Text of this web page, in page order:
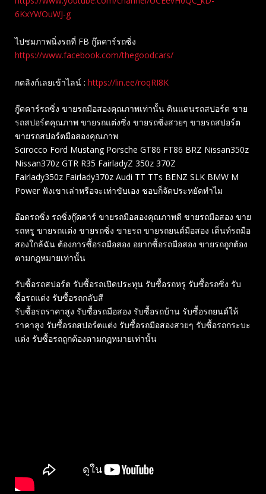
6KxYWOuWJ-g
ไปชมภาพนิ่งรถที่ FB กู๊ดคาร์รถซิ่ง
https://www.facebook.com/thegoodcars/
กดลิงก์เลยเข้าไลน์ : https://lin.ee/roqRI8K
กู๊ดคาร์รถซิ่ง ขายรถมือสองคุณภาพเท่านั้น ดินแดนรถสปอร์ต ขาย
รถสปอร์ตคุณภาพ ขายรถแต่งซิ่ง ขายรถซิ่งสวยๆ ขายรถสปอร์ต
ขายรถสปอร์ตมือสองคุณภาพ
Scirocco Ford Mustang Porsche GT86 FT86 BRZ Nissan350z
Nissan370z GTR R35 FairladyZ 350z 370Z
Fairlady350z Fairlady370z Audi TT TTs BENZ SLK BMW M
Power ฟังเขาเล่าหรือจะเท่าขับเอง ชอบก็จัดประหยัดทำไม
อ๊อดรถซิ่ง รถซิ่งกู๊ดคาร์ ขายรถมือสองคุณภาพดี ขายรถมือสอง ขาย
รถหรู ขายรถแต่ง ขายรถซิ่ง ขายรถ ขายรถยนต์มือสอง เต็นท์รถมือ
สองใกล้ฉัน ต้องการซื้อรถมือสอง อยากซื้อรถมือสอง ขายรถถูกต้อง
ตามกฎหมายเท่านั้น
รับซื้อรถสปอร์ต รับซื้อรถเปิดประทุน รับซื้อรถหรู รับซื้อรถซิ่ง รับ
ซื้อรถแต่ง รับซื้อรถกลับสี
รับซื้อรถราคาสูง รับซื้อรถมือสอง รับซื้อรถบ้าน รับซื้อรถยนต์ให้
ราคาสูง รับซื้อรถสปอร์ตแต่ง รับซื้อรถมือสองสวยๆ รับซื้อรถกระบะ
แต่ง รับซื้อรถถูกต้องตามกฎหมายเท่านั้น